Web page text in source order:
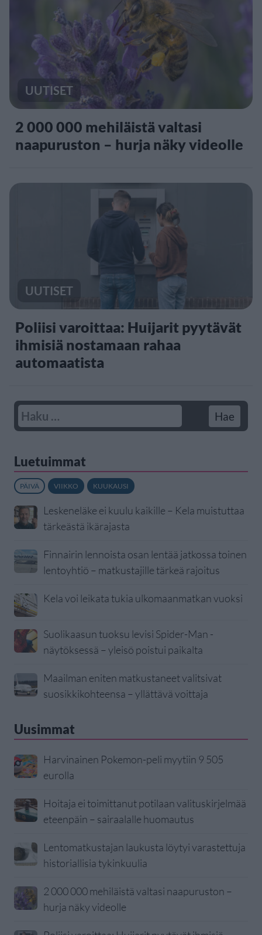
UUTISET
2 000 000 mehiläistä valtasi
naapuruston – hurja näky videolle
UUTISET
Poliisi varoittaa: Huijarit pyytävät
ihmisiä nostamaan rahaa
automaatista
Luetuimmat
PÄIVÄ VIIKKO KUUKAUSI
Leskeneläke ei kuulu kaikille – Kela muistuttaa
tärkeästä ikärajasta
Finnairin lennoista osan lentää jatkossa toinen
lentoyhtiö – matkustajille tärkeä rajoitus
Kela voi leikata tukia ulkomaanmatkan vuoksi
Suolikaasun tuoksu levisi Spider-Man -
näytöksessä – yleisö poistui paikalta
Maailman eniten matkustaneet valitsivat
suosikkikohteensa – yllättävä voittaja
Uusimmat
Harvinainen Pokemon-peli myytiin 9 505
eurolla
Hoitaja ei toimittanut potilaan valituskirjelmää
eteenpäin – sairaalalle huomautus
Lentomatkustajan laukusta löytyi varastettuja
historiallisia tykinkuulia
2 000 000 mehiläistä valtasi naapuruston –
hurja näky videolle